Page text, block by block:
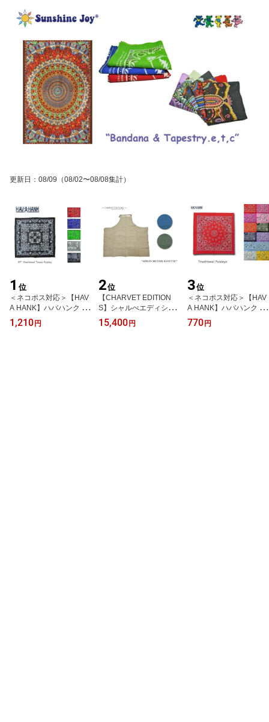
更新日 ： 08/09 （08/02〜08/08集計）
1 位
＜ネコポス対応＞【HAV
A HANK】ハバハンク 2
7" TEXAS Paisley Banda
nna テキサスペイズリ
1,210 円
2位
【CHARVET EDITION
S】シャルべエディショ
ン APRON METIER BAV
ETTE リネン素材エプ
15,400 円
3位
＜ネコポス対応＞【HAV
A HANK】ハバハンク PA
ISLEY Bandana ペイズ
リー・バンダナ
770 円